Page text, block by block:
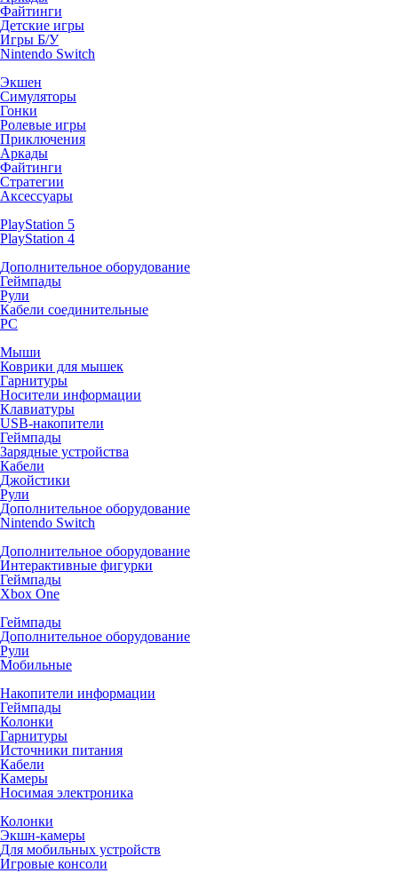
Файтинги
Детские игры
Игры Б/У
Nintendo Switch
Экшен
Симуляторы
Гонки
Ролевые игры
Приключения
Аркады
Файтинги
Стратегии
Аксессуары
PlayStation 5
PlayStation 4
Дополнительное оборудование
Геймпады
Рули
Кабели соединительные
PC
Мыши
Коврики для мышек
Гарнитуры
Носители информации
Клавиатуры
USB-накопители
Геймпады
Зарядные устройства
Кабели
Джойстики
Рули
Дополнительное оборудование
Nintendo Switch
Дополнительное оборудование
Интерактивные фигурки
Геймпады
Xbox One
Геймпады
Дополнительное оборудование
Рули
Мобильные
Накопители информации
Геймпады
Колонки
Гарнитуры
Источники питания
Кабели
Камеры
Носимая электроника
Колонки
Экшн-камеры
Для мобильных устройств
Игровые консоли